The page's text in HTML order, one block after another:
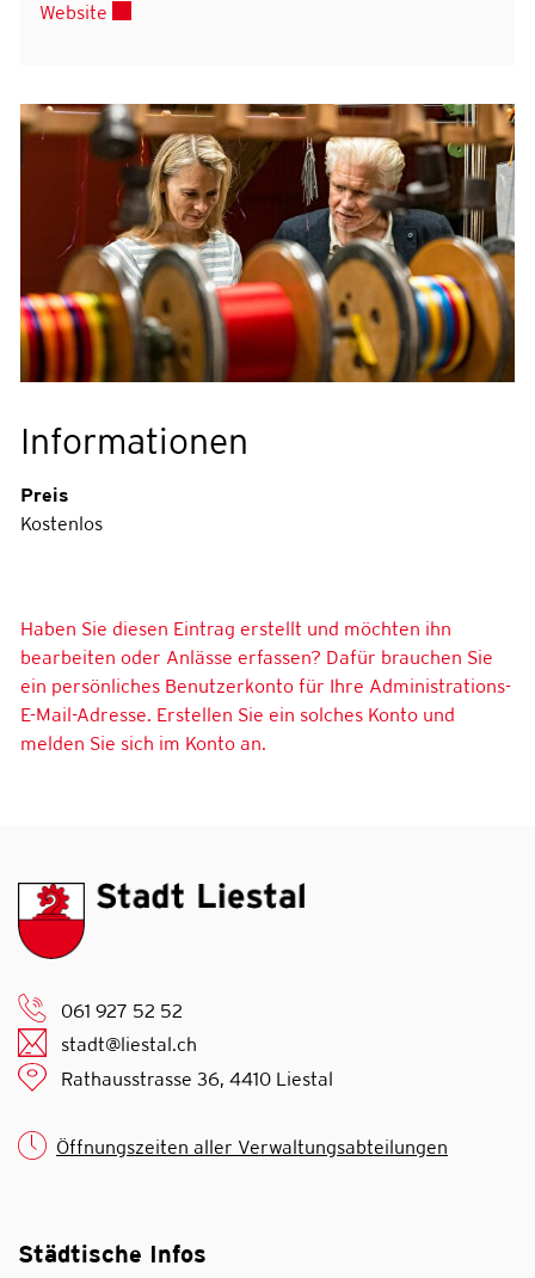
Website
Informationen
Preis
Kostenlos
Haben Sie diesen Eintrag erstellt und möchten ihn
bearbeiten oder Anlässe erfassen? Dafür brauchen Sie
ein persönliches Benutzerkonto für Ihre Administrations-
E-Mail-Adresse. Erstellen Sie ein solches Konto und
melden Sie sich im Konto an.
061 927 52 52
stadt@liestal.ch
Rathausstrasse 36, 4410 Liestal
Öffnungszeiten aller Verwaltungsabteilungen
Städtische Infos